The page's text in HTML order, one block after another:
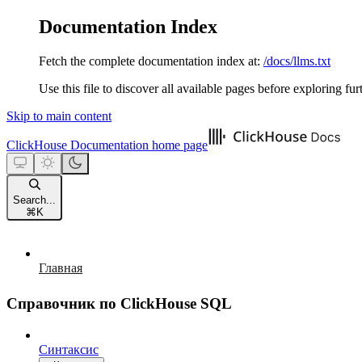
Documentation Index
Fetch the complete documentation index at: /docs/llms.txt
Use this file to discover all available pages before exploring
Skip to main content
ClickHouse Documentation home page
Search...
⌘ K
Главная
Справочник по ClickHouse SQL
Синтаксис